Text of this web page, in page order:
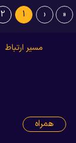
«
‹
1
2
مسیر ارتباط
همراه